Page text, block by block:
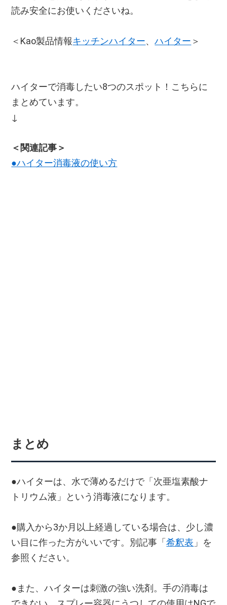
読み安全にお使いくださいね。
＜Kao製品情報キッチンハイター、ハイター ＞
ハイターで消毒したい8つのスポット！こちらに
まとめています。
↓
＜関連記事＞
●ハイター消毒液の使い方
まとめ
●ハイターは、水で薄めるだけで「次亜塩素酸ナ
トリウム液」という消毒液になります。
●購入から3か月以上経過している場合は、少し濃
い目に作った方がいいです。別記事「希釈表 」を
参照ください。
●また、ハイターは刺激の強い洗剤。手の消毒は